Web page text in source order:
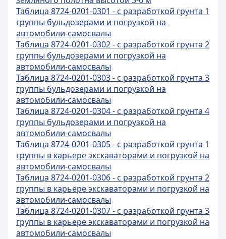
Таблица 8724-0201-0301 - с разработкой грунта 1
группы бульдозерами и погрузкой на
автомобили-самосвалы
Таблица 8724-0201-0302 - с разработкой грунта 2
группы бульдозерами и погрузкой на
автомобили-самосвалы
Таблица 8724-0201-0303 - с разработкой грунта 3
группы бульдозерами и погрузкой на
автомобили-самосвалы
Таблица 8724-0201-0304 - с разработкой грунта 4
группы бульдозерами и погрузкой на
автомобили-самосвалы
Таблица 8724-0201-0305 - с разработкой грунта 1
группы в карьере экскаваторами и погрузкой на
автомобили-самосвалы
Таблица 8724-0201-0306 - с разработкой грунта 2
группы в карьере экскаваторами и погрузкой на
автомобили-самосвалы
Таблица 8724-0201-0307 - с разработкой грунта 3
группы в карьере экскаваторами и погрузкой на
автомобили-самосвалы